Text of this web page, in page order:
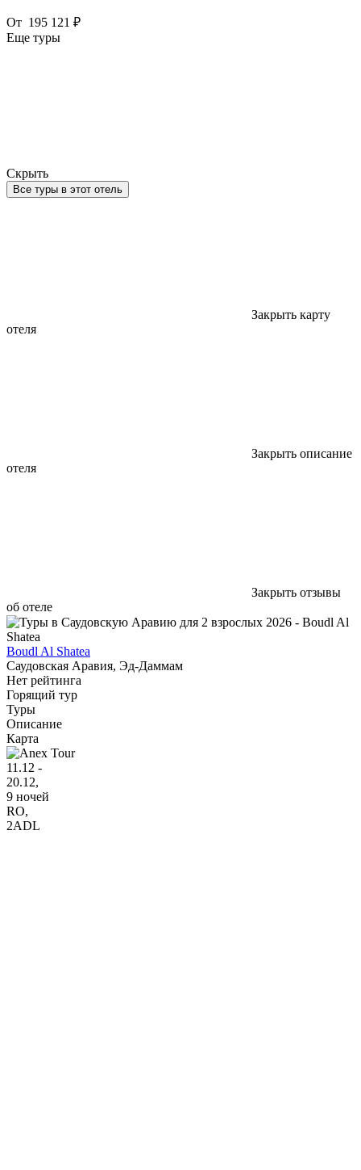
От 195 121 ₽
Еще туры
Скрыть
Все туры в этот отель
Закрыть карту
отеля
Закрыть описание
отеля
Закрыть отзывы
об отеле
Boudl Al Shatea
Саудовская Аравия, Эд-Даммам
Нет рейтинга
Горящий тур
Туры
Описание
Карта
11.12 -
20.12,
9 ночей
RO,
2ADL